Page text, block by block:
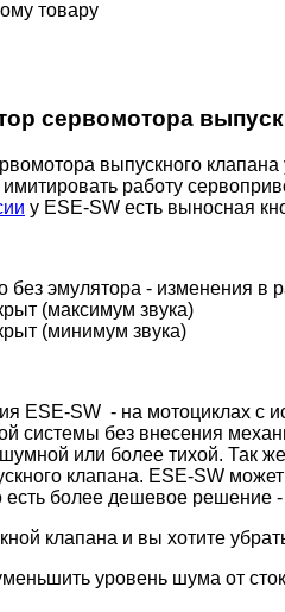
товару
сервомотора
выпускного
работу
у ESE-SW есть выносная
без эмулятора - изменения в
(максимум звука)
(минимум звука)
ESE-SW - на мотоциклах с
системы без внесения
или более тихой. Так
клапана. ESE-SW
есть более дешевое решение
клапана и вы хотите
уровень шума от